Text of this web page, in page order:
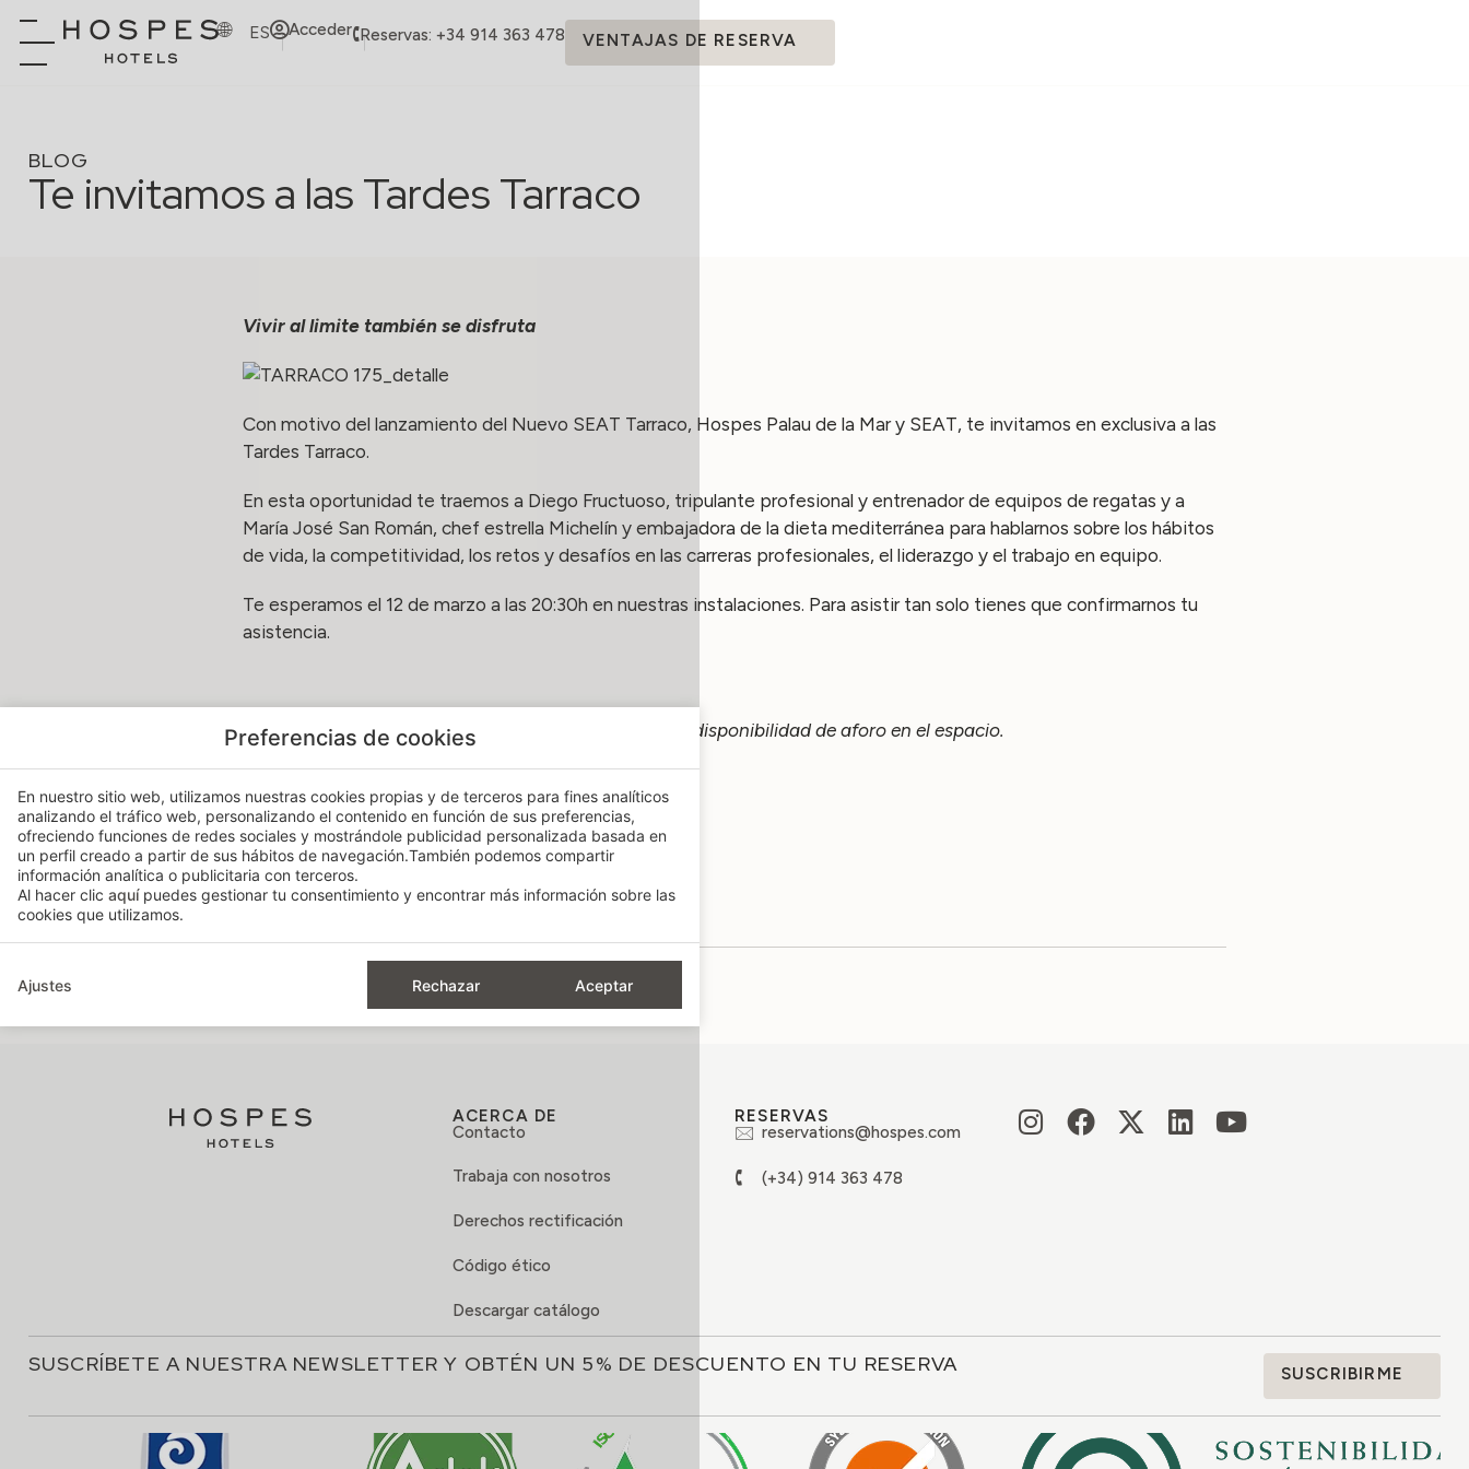
ES Acceder Reservas: +34 914 363 478 VENTAJAS DE RESERVA
BLOG
Te invitamos a las Tardes Tarraco
Vivir al limite también se disfruta
Con motivo del lanzamiento del Nuevo SEAT Tarraco, Hospes Palau de la Mar y SEAT, te invitamos en exclusiva a las
Tardes Tarraco.
En esta oportunidad te traemos a Diego Fructuoso, tripulante profesional y entrenador de equipos de regatas y a
María José San Román, chef estrella Michelín y embajadora de la dieta mediterránea para hablarnos sobre los hábitos
de vida, la competitividad, los retos y desafíos en las carreras profesionales, el liderazgo y el trabajo en equipo.
Te esperamos el 12 de marzo a las 20:30h en nuestras instalaciones. Para asistir tan solo tienes que confirmarnos tu
asistencia.
*La confirmación del evento se encuentra sujeta a la disponibilidad de aforo en el espacio.
HOSPES PALAU DE LA MAR
Navarro Reverter, 14 | 46004 Valencia España
+34 963 162 884 | palaudelamar@hospes.com
ACERCA DE
Contacto
Trabaja con nosotros
Derechos rectificación
Código ético
Descargar catálogo
RESERVAS
reservations@hospes.com
(+34) 914 363 478
SUSCRÍBETE A NUESTRA NEWSLETTER Y OBTÉN UN 5% DE DESCUENTO EN TU RESERVA SUSCRIBIRME
Preferencias de cookies
En nuestro sitio web, utilizamos nuestras cookies propias y de terceros para fines analíticos
analizando el tráfico web, personalizando el contenido en función de sus preferencias,
ofreciendo funciones de redes sociales y mostrándole publicidad personalizada basada en
un perfil creado a partir de sus hábitos de navegación.También podemos compartir
información analítica o publicitaria con terceros.
Al hacer clic aquípuedes gestionar tu consentimiento y encontrar más información sobre las
cookies que utilizamos.
Ajustes Rechazar Aceptar